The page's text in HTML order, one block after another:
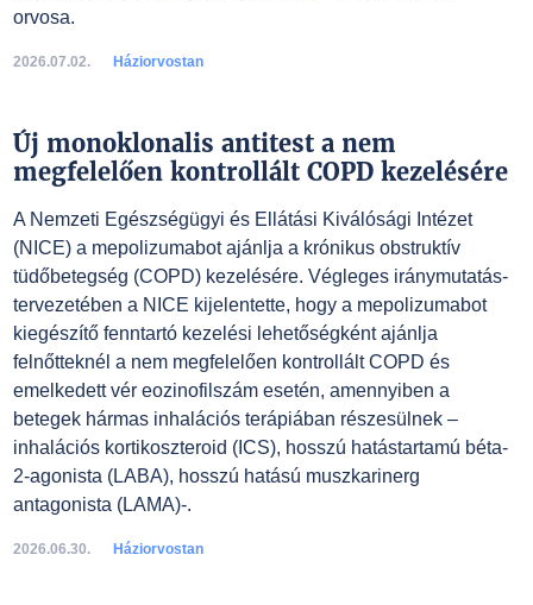
orvosa.
2026.07.02. Háziorvostan
Új monoklonalis antitest a nem
megfelelően kontrollált COPD kezelésére
A Nemzeti Egészségügyi és Ellátási Kiválósági Intézet
(NICE) a mepolizumabot ajánlja a krónikus obstruktív
tüdőbetegség (COPD) kezelésére. Végleges iránymutatás-
tervezetében a NICE kijelentette, hogy a mepolizumabot
kiegészítő fenntartó kezelési lehetőségként ajánlja
felnőtteknél a nem megfelelően kontrollált COPD és
emelkedett vér eozinofilszám esetén, amennyiben a
betegek hármas inhalációs terápiában részesülnek –
inhalációs kortikoszteroid (ICS), hosszú hatástartamú béta-
2-agonista (LABA), hosszú hatású muszkarinerg
antagonista (LAMA)-.
2026.06.30. Háziorvostan